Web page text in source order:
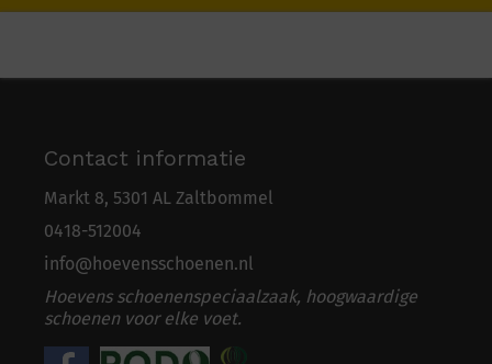
Contact informatie
Markt 8, 5301 AL Zaltbommel
0418-512004
info@hoevensschoenen.nl
Hoevens schoenenspeciaalzaak, hoogwaardige
schoenen voor elke voet.